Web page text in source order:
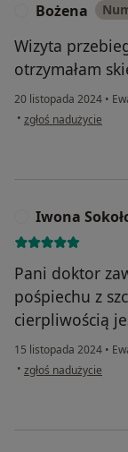
Bożena
Wizyta
otrzymałam
20 listopada 2024 •
• w opinii użytkownika
zgłoś nadużycie
Iwona
Pani doktor
pośpiechu z
cierpliwością
15 listopada 2024 •
• w opinii użytkownika
zgłoś nadużycie